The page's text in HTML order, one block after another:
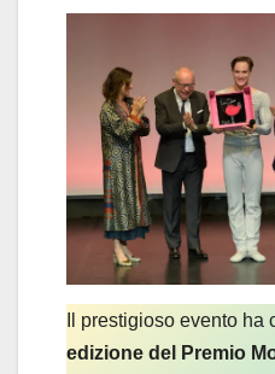
Il prestigioso evento ha
edizione del Premio